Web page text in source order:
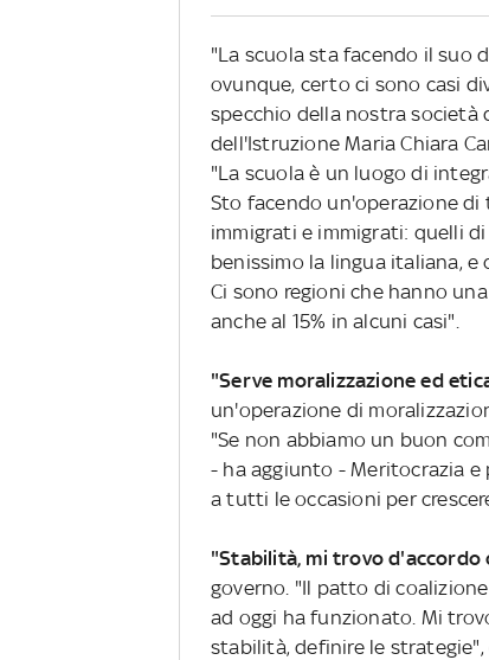
"La scuola sta facendo il suo
ovunque, certo ci sono casi
specchio della nostra società
dell'Istruzione Maria Chiara
"La scuola è un luogo di
Sto facendo un'operazione di
immigrati e immigrati: quelli
benissimo la lingua italiana, e
Ci sono regioni che hanno
anche al 15% in alcuni casi".
"Serve moralizzazione ed
un'operazione di
"Se non abbiamo un buon
- ha aggiunto - Meritocrazia
a tutti le occasioni per
"Stabilità, mi trovo d'accordo
governo. "Il patto di
ad oggi ha funzionato. Mi
stabilità, definire le